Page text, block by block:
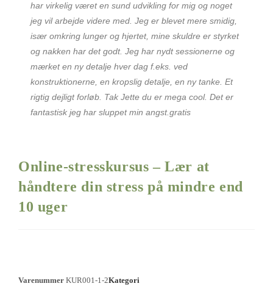
har virkelig været en sund udvikling for mig og noget
jeg vil arbejde videre med. Jeg er blevet mere smidig,
især omkring lunger og hjertet, mine skuldre er styrket
og nakken har det godt. Jeg har nydt sessionerne og
mærket en ny detalje hver dag f.eks. ved
konstruktionerne, en kropslig detalje, en ny tanke. Et
rigtig dejligt forløb. Tak Jette du er mega cool. Det er
fantastisk jeg har sluppet min angst.gratis
Online-stresskursus – Lær at
håndtere din stress på mindre end
10 uger
Varenummer KUR001-1-2Kategori